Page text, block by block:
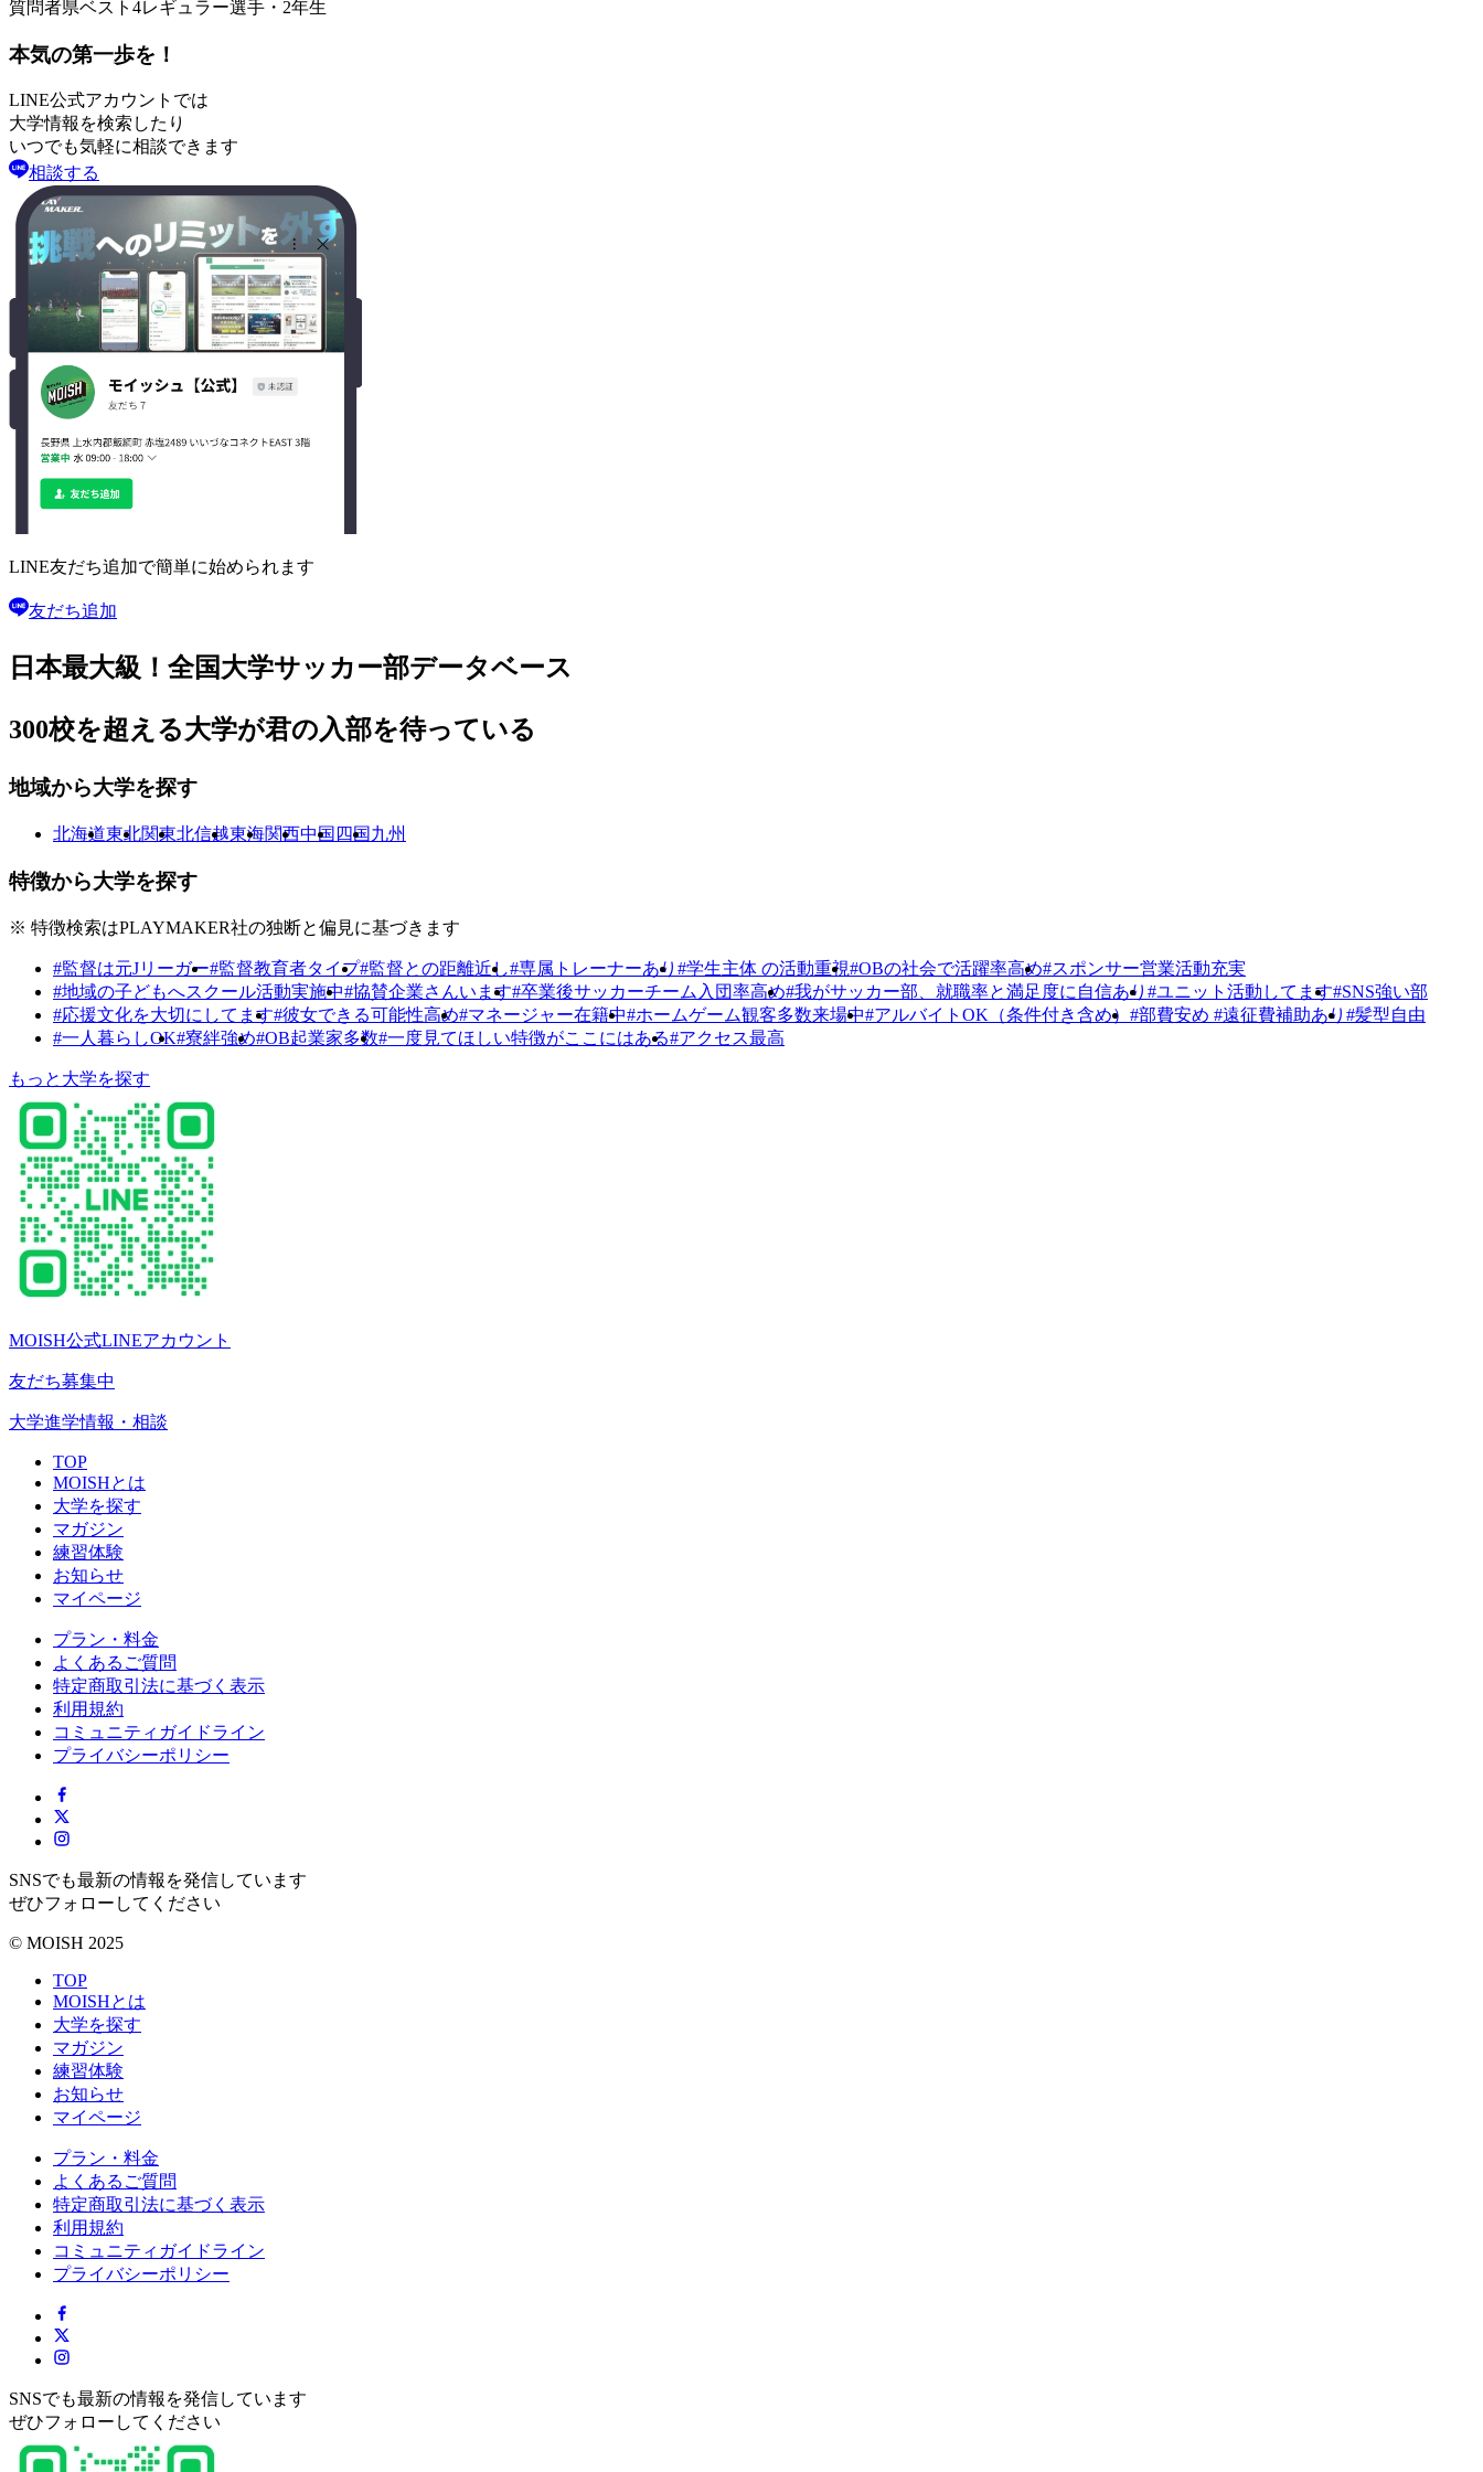
質問者県ベスト4レギュラー選手・2年生
本気の第一歩を！
LINE公式アカウントでは
大学情報を検索したり
いつでも気軽に相談できます
相談する
LINE友だち追加で簡単に始められます
友だち追加
日本最大級！ 全国大学サッカー部データベース
300校を超える大学が君の入部を待っている
地域から大学を探す
北海道東北関東北信越東海関西中国 四国九州
特徴から大学を探す
※ 特徴検索はPLAYMAKER社の独断と偏見に基づきます
#監督は元Jリーガー#監督教育者タイプ#監督との距離近し#専属トレーナーあり #学生主体 の活動重視#OBの社会で活躍率高め#スポンサー営業活動充実
#地域の子どもへスクール活動実施中#協賛企業さんいます#卒業後サッカーチーム入団率高め#我がサッカー部、就職率と満足度に自信あり #ユニット活動してます#SNS強い部
#応援文化を大切にしてます#彼女できる可能性高め#マネージャー在籍中#ホームゲーム観客多数来場中#アルバイトOK（条件付き含め） #部費安め #遠征費補助あり #髪型自由
#一人暮らしOK#寮絆強め#OB起業家多数#一度見てほしい特徴がここにはある#アクセス最高
もっと大学を探す
MOISH公式LINEアカウント
友だち募集中
大学進学情報・相談
TOP
MOISHとは
大学を探す
マガジン
練習体験
お知らせ
マイページ
プラン・料金
よくあるご質問
特定商取引法に基づく表示
利用規約
コミュニティガイドライン
プライバシーポリシー
SNSでも最新の情報を発信しています
ぜひフォローしてください
© MOISH 2025
TOP
MOISHとは
大学を探す
マガジン
練習体験
お知らせ
マイページ
プラン・料金
よくあるご質問
特定商取引法に基づく表示
利用規約
コミュニティガイドライン
プライバシーポリシー
SNSでも最新の情報を発信しています
ぜひフォローしてください